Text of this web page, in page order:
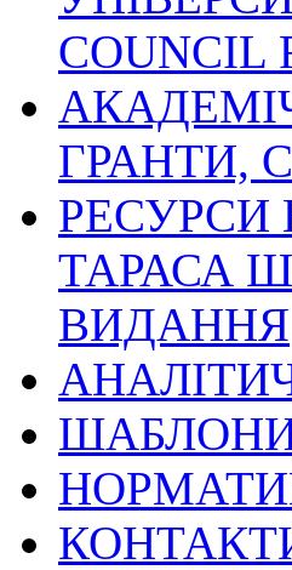
COUNCIL
ГРАНТИ,
РЕСУРСИ
ТАРАСА
ВИДАННЯ